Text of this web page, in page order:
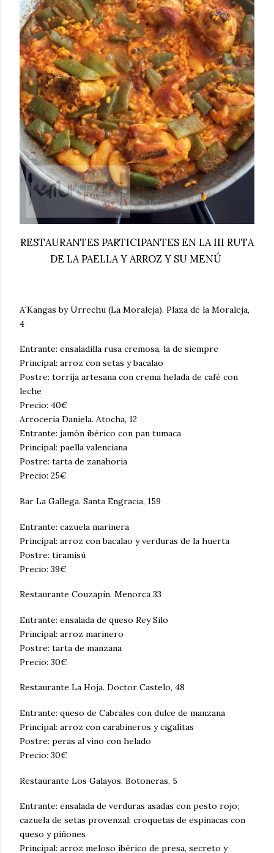
RESTAURANTES PARTICIPANTES EN LA III RUTA
DE LA PAELLA Y ARROZ Y SU MENÚ
A´Kangas by Urrechu (La Moraleja). Plaza de la Moraleja,
4
Entrante: ensaladilla rusa cremosa, la de siempre
Principal: arroz con setas y bacalao
Postre: torrija artesana con crema helada de café con
leche
Precio: 40€
Arrocería Daniela. Atocha, 12
Entrante: jamón ibérico con pan tumaca
Principal: paella valenciana
Postre: tarta de zanahoria
Precio: 25€
Bar La Gallega. Santa Engracia, 159
Entrante: cazuela marinera
Principal: arroz con bacalao y verduras de la huerta
Postre: tiramisú
Precio: 39€
Restaurante Couzapín. Menorca 33
Entrante: ensalada de queso Rey Silo
Principal: arroz marinero
Postre: tarta de manzana
Precio: 30€
Restaurante La Hoja. Doctor Castelo, 48
Entrante: queso de Cabrales con dulce de manzana
Principal: arroz con carabineros y cigalitas
Postre: peras al vino con helado
Precio: 30€
Restaurante Los Galayos. Botoneras, 5
Entrante: ensalada de verduras asadas con pesto rojo;
cazuela de setas provenzal; croquetas de espinacas con
queso y piñones
Principal: arroz meloso ibérico de presa, secreto y